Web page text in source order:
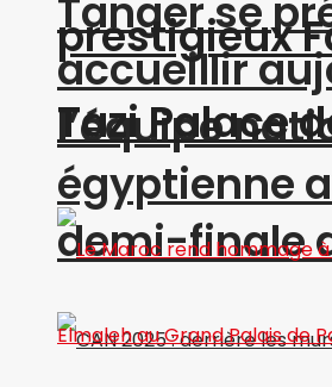
Tanger se
accueillir
l’équipe
égyptienne
demi-finale
prestigieux
Tazi Palace